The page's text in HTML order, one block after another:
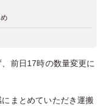
前日17時の数量変更に
まとめていただき運搬